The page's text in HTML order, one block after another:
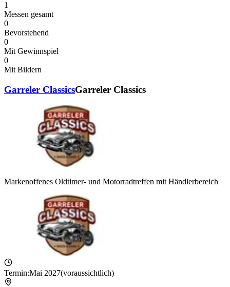
1
Messen gesamt
0
Bevorstehend
0
Mit Gewinnspiel
0
Mit Bildern
Garreler ClassicsGarreler Classics
Markenoffenes Oldtimer- und Motorradtreffen mit Händlerbereich
Termin:Mai 2027(voraussichtlich)